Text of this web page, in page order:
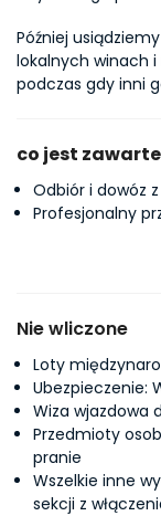
Później
lokalnych winach i
podczas gdy inni
co jest zawarte
Odbiór i dowóz
Profesjonalny
Nie wliczone
Loty
Ubezpieczenie:
Wiza wjazdowa
Przedmioty
pranie
Wszelkie inne
sekcji z